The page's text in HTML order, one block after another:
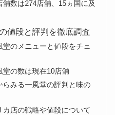
数は274店舗、15ヵ国に及
値段と評判を徹底調査
堂のメニューと値段をチェ
堂の数は現在10店舗
らみる一風堂の評判と味の
カ店の戦略や値段について